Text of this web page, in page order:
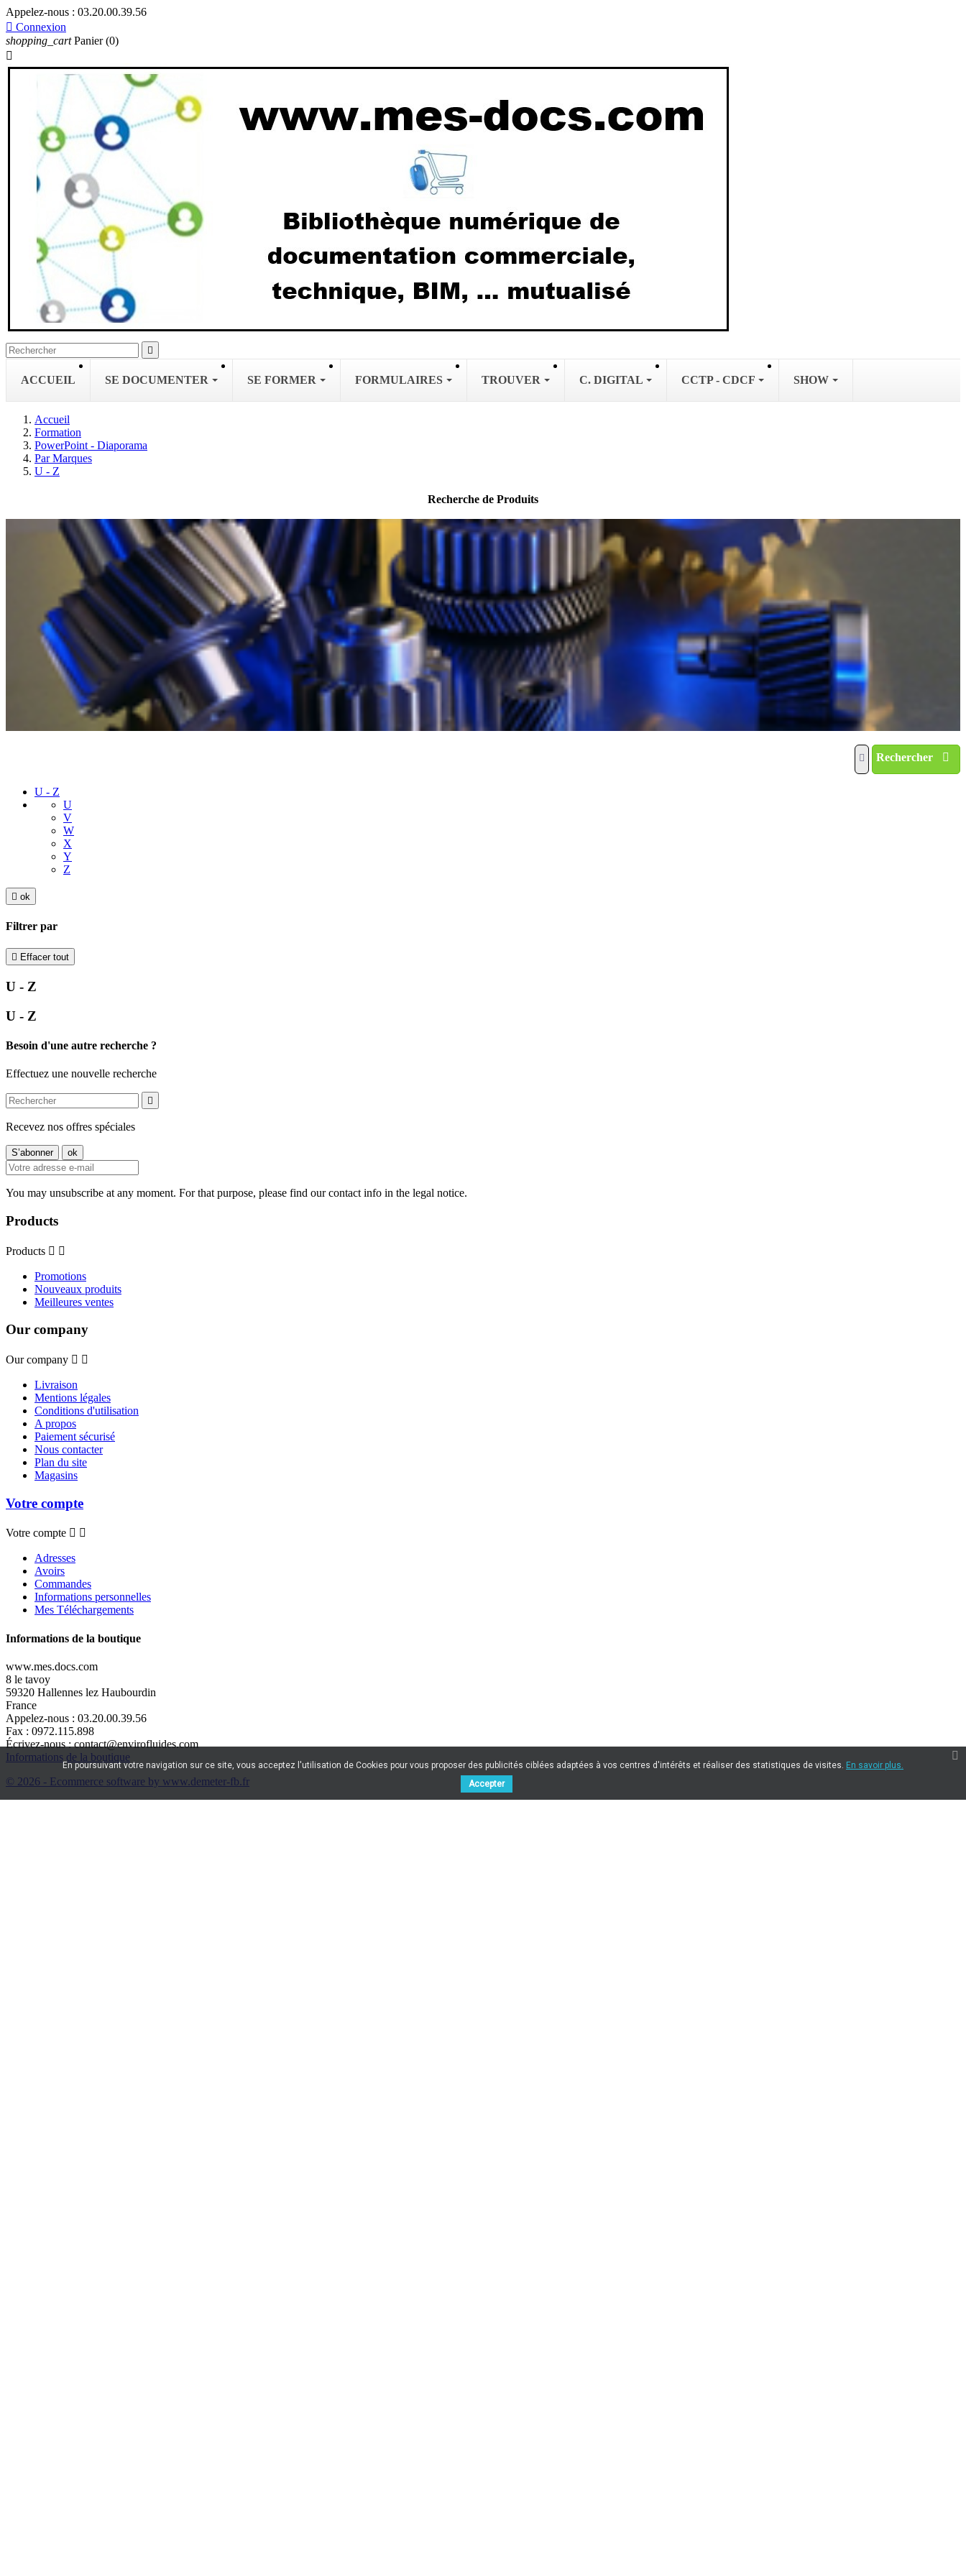
Appelez-nous : 03.20.00.39.56
 Connexion
shopping_cart Panier (0)


ACCUEIL SE DOCUMENTER SE FORMER FORMULAIRES TROUVER C. DIGITAL CCTP - CDCF SHOW
Accueil
Formation
PowerPoint - Diaporama
Par Marques
U - Z
Recherche de Produits
Rechercher
U - Z
U
V
W
X
Y
Z
 ok
Filtrer par
 Effacer tout
U - Z
U - Z
Besoin d'une autre recherche ?
Effectuez une nouvelle recherche

Recevez nos offres spéciales
You may unsubscribe at any moment. For that purpose, please find our contact info in the legal notice.
Products
Products  
Promotions
Nouveaux produits
Meilleures ventes
Our company
Our company  
Livraison
Mentions légales
Conditions d'utilisation
A propos
Paiement sécurisé
Nous contacter
Plan du site
Magasins
Votre compte
Votre compte  
Adresses
Avoirs
Commandes
Informations personnelles
Mes Téléchargements
Informations de la boutique
www.mes.docs.com
8 le tavoy
59320 Hallennes lez Haubourdin
France
Appelez-nous : 03.20.00.39.56
Fax : 0972.115.898
Écrivez-nous :contact@envirofluides.com
Informations de la boutique
© 2026 - Ecommerce software by www.demeter-fb.fr
En poursuivant votre navigation sur ce site, vous acceptez l'utilisation de Cookies pour vous proposer des publicités ciblées adaptées à vos centres d'intérêts et réaliser des statistiques de visites. En savoir plus.
Accepter